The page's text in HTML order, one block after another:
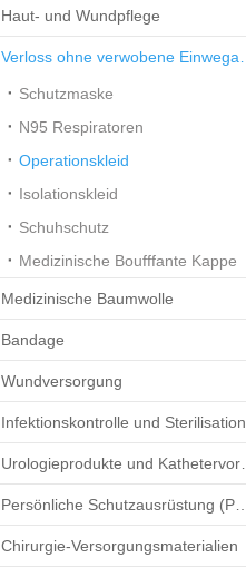
Haut- und Wundpflege
Schutzmaske
N95 Respiratoren
Operationskleid
Isolationskleid
Schuhschutz
Medizinische Boufffante Kappe
Medizinische Baumwolle
Bandage
Wundversorgung
Infektionskontrolle und Sterilisation
Chirurgie-Versorgungsmaterialien